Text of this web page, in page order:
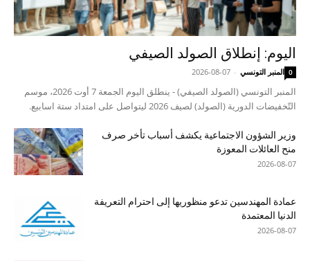
اليوم: إنطلاق الصولد الصيفي
المنبر التونسي -
2026-08-07 0
المنبر التونسي (الصولد الصيفي) - ينطلق اليوم الجمعة 7 أوت 2026، موسم
التّخفيضات الدورية (الصولد) لصيف 2026 ليتواصل على امتداد ستة اسابيع.
وزير الشؤون الاجتماعية يكشف أسباب تأخر صرف
منح العائلات المعوزة
2026-08-07
عمادة المهندسين تدعو منظوريها إلى احترام التعريفة
الدنيا المعتمدة
2026-08-07